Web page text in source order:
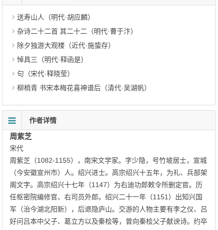
送寿山人（明代·胡应麟）
杂诗二十二首 其二十二（明代·曹于汴）
除夕独游大观楼（近代·施蛰存）
悼具三（明代·释函是）
句（宋代·释晓莹）
柳梢青 书宋本梅花喜神谱后（清代·吴湖帆）
作者详情
周紫芝
宋代
周紫芝（1082-1155），南宋文学家。字少隐，号竹坡居士，宣城
（今安徽宣州市）人。绍兴进士。高宗绍兴十五年，为礼、兵部架
阁文字。高宗绍兴十七年（1147）为右迪功郎敕令所删定官。历
任枢密院编修官、右司员外郎。绍兴二十一年（1151）出知兴国
军（治今湖北阳新），后退隐庐山。交游的人物主要有李之仪、吕
好问吕本中父子、葛立方以及秦桧等，曾向秦桧父子献谀诗。约卒